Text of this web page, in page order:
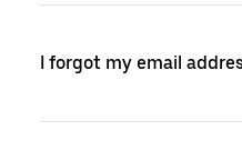
I forgot my email